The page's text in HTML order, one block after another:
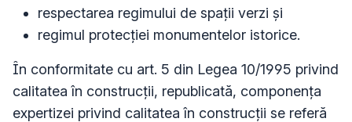
respectarea regimului de spații verzi și
regimul protecției monumentelor istorice.
În conformitate cu art. 5 din Legea 10/1995 privind
calitatea în construcții, republicată, componența
expertizei privind calitatea în construcții se referă